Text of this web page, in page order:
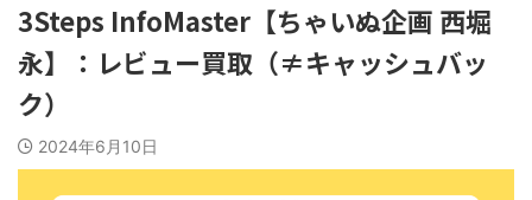
3Steps InfoMaster【ちゃいぬ企画 西堀
永】：レビュー買取（≠キャッシュバッ
ク）
2024年6月10日